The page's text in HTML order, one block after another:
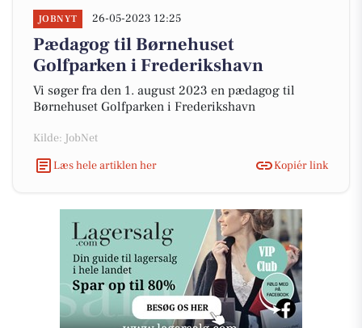
JOBNYT 26-05-2023 12:25
Pædagog til Børnehuset
Golfparken i Frederikshavn
Vi søger fra den 1. august 2023 en pædagog til
Børnehuset Golfparken i Frederikshavn
Kilde: JobNet
Læs hele artiklen her
Kopiér link